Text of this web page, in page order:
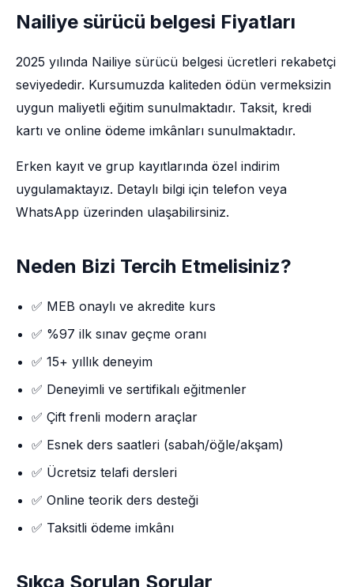
Nailiye sürücü belgesi Fiyatları
2025 yılında Nailiye sürücü belgesi ücretleri rekabetçi
seviyededir. Kursumuzda kaliteden ödün vermeksizin
uygun maliyetli eğitim sunulmaktadır. Taksit, kredi
kartı ve online ödeme imkânları sunulmaktadır.
Erken kayıt ve grup kayıtlarında özel indirim
uygulamaktayız. Detaylı bilgi için telefon veya
WhatsApp üzerinden ulaşabilirsiniz.
Neden Bizi Tercih Etmelisiniz?
✅ MEB onaylı ve akredite kurs
✅ %97 ilk sınav geçme oranı
✅ 15+ yıllık deneyim
✅ Deneyimli ve sertifikalı eğitmenler
✅ Çift frenli modern araçlar
✅ Esnek ders saatleri (sabah/öğle/akşam)
✅ Ücretsiz telafi dersleri
✅ Online teorik ders desteği
✅ Taksitli ödeme imkânı
Sıkça Sorulan Sorular